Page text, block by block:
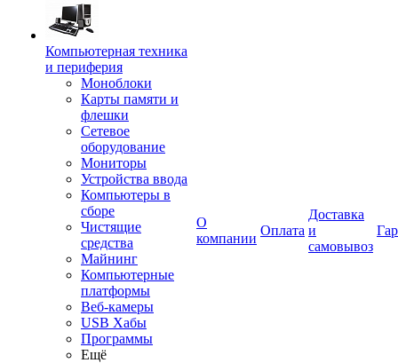
Компьютерная техника
и периферия
Моноблоки
Карты памяти и
флешки
Сетевое
оборудование
Мониторы
Устройства ввода
Компьютеры в
сборе
Чистящие
средства
Майнинг
Компьютерные
платформы
Веб-камеры
USB Хабы
Программы
Ещё
О
компании
Оплата
Доставка
и
самовывоз